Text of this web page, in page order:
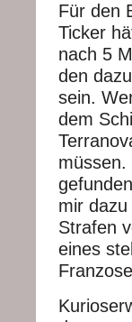
Für den
Ticker
nach 5
den
sein.
dem
müssen.
mir
Strafen
eines